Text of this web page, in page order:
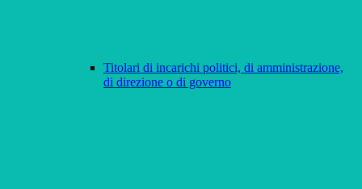
Titolari di incarichi politici, di amministrazione,
di direzione o di governo